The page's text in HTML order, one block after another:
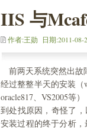
IIS 与
作者:王勋 日期:2011-08-
前两天系统突然出故
经过整整半天的安装（
oracle817、VS2005等
到处找原因，奇怪了
安装过程的终于分析，